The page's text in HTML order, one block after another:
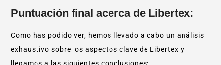
Puntuación final acerca de Libertex:
Como has podido ver, hemos llevado a cabo un análisis
exhaustivo sobre los aspectos clave de Libertex y
llegamos a las siguientes conclusiones: